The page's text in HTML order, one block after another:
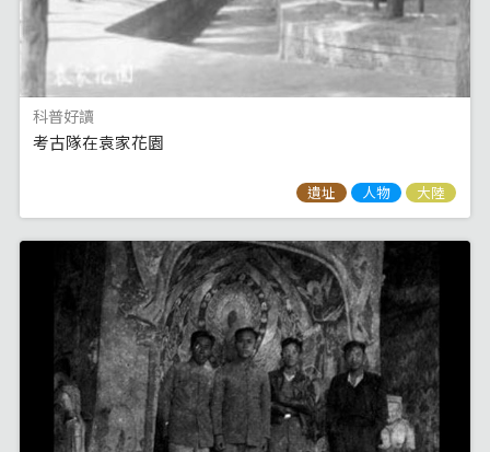
科普好讀
考古隊在袁家花園
遺址 人物 大陸